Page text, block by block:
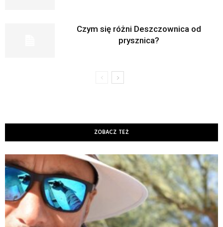
Czym się różni Deszczownica od
prysznica?
ZOBACZ TEŻ